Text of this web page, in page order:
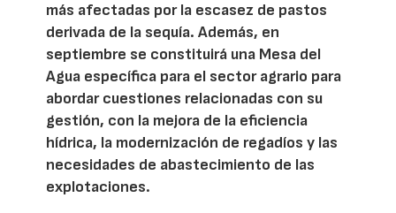
más afectadas por la escasez de pastos
derivada de la sequía. Además, en
septiembre se constituirá una Mesa del
Agua específica para el sector agrario para
abordar cuestiones relacionadas con su
gestión, con la mejora de la eficiencia
hídrica, la modernización de regadíos y las
necesidades de abastecimiento de las
explotaciones.